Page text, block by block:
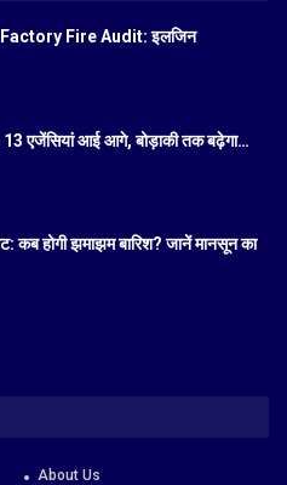
Fire Audit: इलजिन
13 एजेंसियां आई आगे, बोड़ाकी तक बढ़ेगा…
कब होगी झमाझम बारिश? जानें मानसून का
About Us